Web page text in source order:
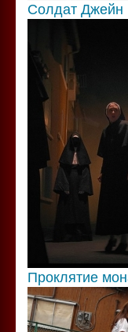
Солдат Джейн
Проклятие